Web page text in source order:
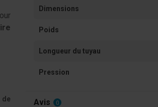
Dimensions
Poids
Longueur du tuyau
Pression
Avis 0